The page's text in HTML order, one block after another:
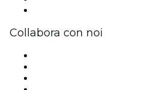
Collabora con noi